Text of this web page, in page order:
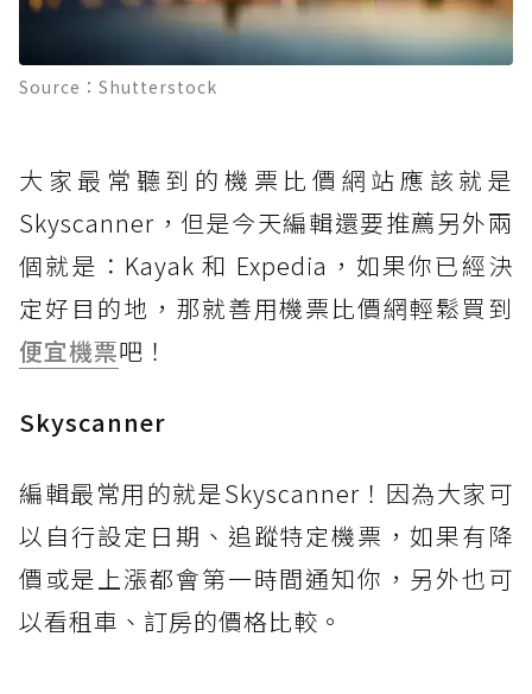
Source：Shutterstock
大家最常聽到的機票比價網站應該就是
Skyscanner，但是今天編輯還要推薦另外兩
個就是：Kayak 和 Expedia，如果你已經決
定好目的地，那就善用機票比價網輕鬆買到
便宜機票吧！
Skyscanner
編輯最常用的就是Skyscanner！因為大家可
以自行設定日期、追蹤特定機票，如果有降
價或是上漲都會第一時間通知你，另外也可
以看租車、訂房的價格比較。